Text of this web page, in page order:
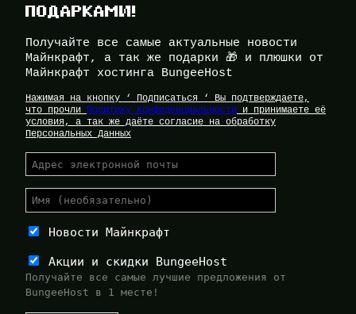
ПОДАРКАМИ!
Получайте все самые актуальные новости
Майнкрафт, а так же подарки 🎁 и плюшки от
Майнкрафт хостинга BungeeHost
Нажимая на кнопку ‘ Подписаться ‘ Вы подтверждаете,
что прочли Политику Конфиденциальности и принимаете её
условия, а так же даёте согласие на обработку
Персональных Данных
Новости Майнкрафт
Акции и скидки BungeeHost
Получайте все самые лучшие предложения от
BungeeHost в 1 месте!